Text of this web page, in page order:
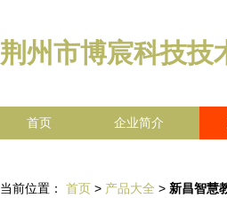
荆州市博宸科技技
首页 企业简介
当前位置： 首页 > 产品大全 > 新昌智慧